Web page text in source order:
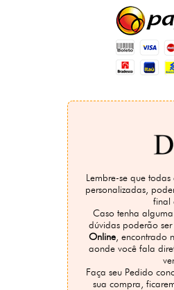
Lembre-se que
personalizadas,
final
Caso tenha
dúvidas poderão
Online ,
aonde você fala
Faça seu Pedido
sua compra,